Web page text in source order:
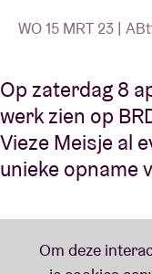
Contact
WO 15 MRT 23 |
Op zaterdag 8
werk zien op
Vieze Meisje al
unieke opname